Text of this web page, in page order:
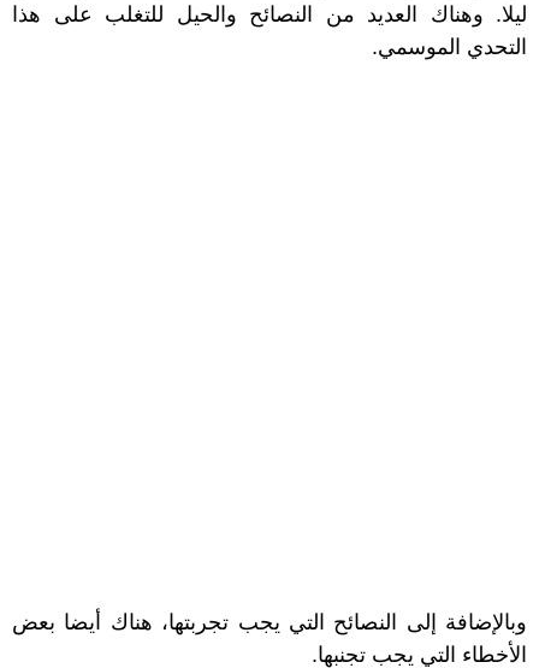
ليلا. وهناك العديد من النصائح والحيل للتغلب على هذا
التحدي الموسمي.
وبالإضافة إلى النصائح التي يجب تجربتها، هناك أيضا بعض
الأخطاء التي يجب تجنبها.